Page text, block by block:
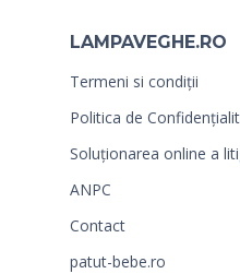
LAMPAVEGHE.RO
Termeni si condiții
Politica de
Soluționarea online a
ANPC
Contact
patut-bebe.ro